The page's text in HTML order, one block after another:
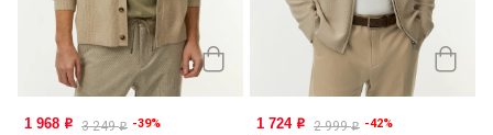
1 968 o 3 249o -39% 1 724 o 2 999o -42%